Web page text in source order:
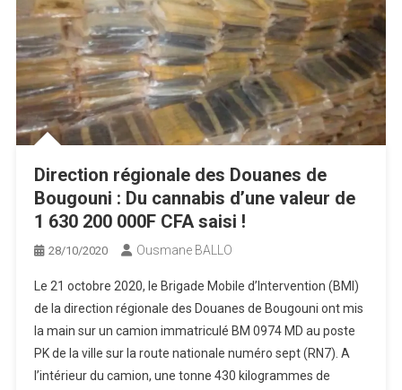
Direction régionale des Douanes de
Bougouni : Du cannabis d’une valeur de
1 630 200 000F CFA saisi !
28/10/2020 Ousmane BALLO
Le 21 octobre 2020, le Brigade Mobile d’Intervention (BMI)
de la direction régionale des Douanes de Bougouni ont mis
la main sur un camion immatriculé BM 0974 MD au poste
PK de la ville sur la route nationale numéro sept (RN7). A
l’intérieur du camion, une tonne 430 kilogrammes de